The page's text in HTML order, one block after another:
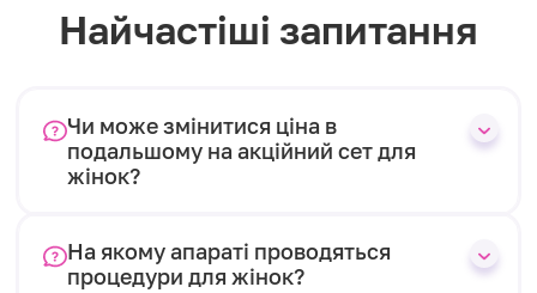
Найчастіші запитання
Чи може змінитися ціна в
подальшому на акційний сет для
жінок?
На якому апараті проводяться
процедури для жінок?